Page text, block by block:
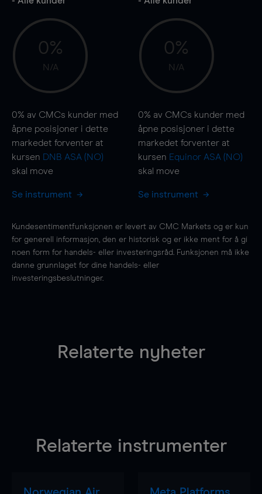
0%
N/A
0% av CMCs kunder med
åpne posisjoner i dette
markedet forventer at
kursen DNB ASA (NO)
skal move
Se instrument
0%
N/A
0% av CMCs kunder med
åpne posisjoner i dette
markedet forventer at
kursen Equinor ASA (NO)
skal move
Se instrument
Kundesentimentfunksjonen er levert av CMC Markets og er kun
for generell informasjon, den er historisk og er ikke ment for å gi
noen form for handels- eller investeringsråd. Funksjonen må ikke
danne grunnlaget for dine handels- eller
investeringsbeslutninger.
Relaterte nyheter
Relaterte instrumenter